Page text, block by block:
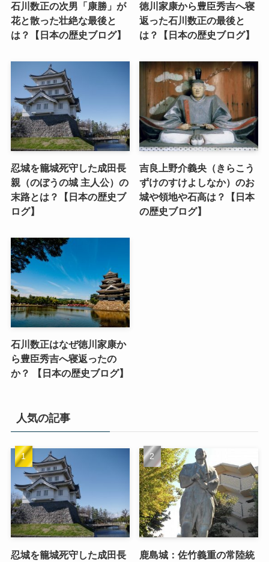
石川数正の次男「康勝」が
花と散った壮絶な最後と
は？【日本の歴史ブログ】
徳川家康から豊臣秀吉へ寝
返った石川数正の最後と
は？【日本の歴史ブログ】
忍城を籠城死守した成田長
親（のぼうの城 主人公）の
末路とは？【日本の歴史ブ
ログ】
吉良上野介義央（きらこう
ずけのすけよしなか）のお
城や領地や石高は？【日本
の歴史ブログ】
石川数正はなぜ徳川家康か
ら豊臣秀吉へ寝返ったの
か？ 【日本の歴史ブログ】
人気の記事
忍城を籠城死守した成田長
鹿島城：佐竹義重の常陸統